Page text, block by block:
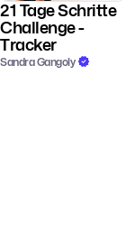
21 Tage Schritte
Challenge -
Tracker
Sandra Gangoly